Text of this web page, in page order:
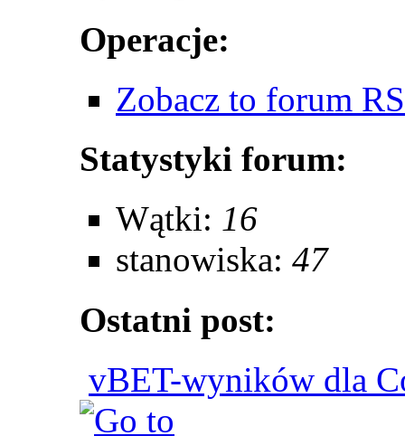
Operacje:
Zobacz to forum
Statystyki forum:
Wątki: 16
stanowiska: 47
Ostatni post:
vBET-wyników dla